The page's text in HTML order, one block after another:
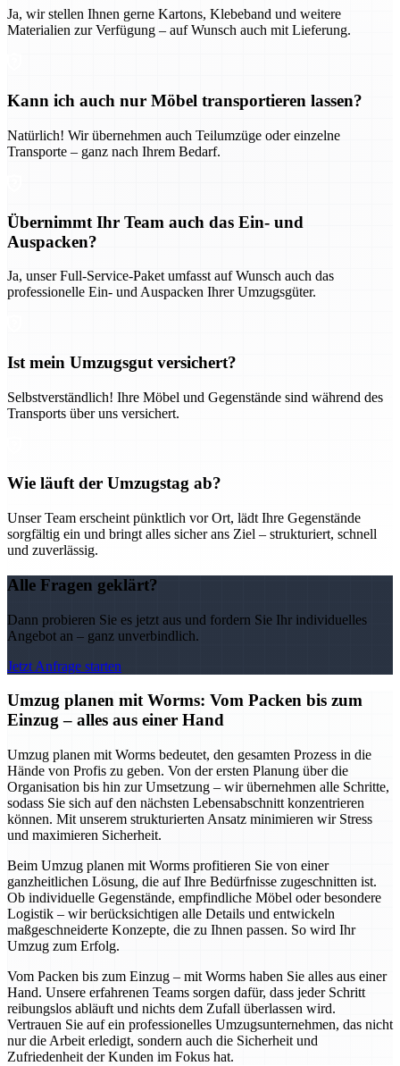
Ja, wir stellen Ihnen gerne Kartons, Klebeband und weitere
Materialien zur Verfügung – auf Wunsch auch mit Lieferung.
Kann ich auch nur Möbel transportieren lassen?
Natürlich! Wir übernehmen auch Teilumzüge oder einzelne
Transporte – ganz nach Ihrem Bedarf.
Übernimmt Ihr Team auch das Ein- und
Auspacken?
Ja, unser Full-Service-Paket umfasst auf Wunsch auch das
professionelle Ein- und Auspacken Ihrer Umzugsgüter.
Ist mein Umzugsgut versichert?
Selbstverständlich! Ihre Möbel und Gegenstände sind während des
Transports über uns versichert.
Wie läuft der Umzugstag ab?
Unser Team erscheint pünktlich vor Ort, lädt Ihre Gegenstände
sorgfältig ein und bringt alles sicher ans Ziel – strukturiert, schnell
und zuverlässig.
Alle Fragen geklärt?
Dann probieren Sie es jetzt aus und fordern Sie Ihr individuelles
Angebot an – ganz unverbindlich.
Jetzt Anfrage starten
Umzug planen mit Worms: Vom Packen bis zum
Einzug – alles aus einer Hand
Umzug planen mit Worms bedeutet, den gesamten Prozess in die
Hände von Profis zu geben. Von der ersten Planung über die
Organisation bis hin zur Umsetzung – wir übernehmen alle Schritte,
sodass Sie sich auf den nächsten Lebensabschnitt konzentrieren
können. Mit unserem strukturierten Ansatz minimieren wir Stress
und maximieren Sicherheit.
Beim Umzug planen mit Worms profitieren Sie von einer
ganzheitlichen Lösung, die auf Ihre Bedürfnisse zugeschnitten ist.
Ob individuelle Gegenstände, empfindliche Möbel oder besondere
Logistik – wir berücksichtigen alle Details und entwickeln
maßgeschneiderte Konzepte, die zu Ihnen passen. So wird Ihr
Umzug zum Erfolg.
Vom Packen bis zum Einzug – mit Worms haben Sie alles aus einer
Hand. Unsere erfahrenen Teams sorgen dafür, dass jeder Schritt
reibungslos abläuft und nichts dem Zufall überlassen wird.
Vertrauen Sie auf ein professionelles Umzugsunternehmen, das nicht
nur die Arbeit erledigt, sondern auch die Sicherheit und
Zufriedenheit der Kunden im Fokus hat.